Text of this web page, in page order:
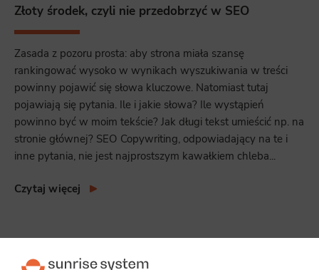
Złoty środek, czyli nie przedobrzyć w SEO
Zasada z pozoru prosta: aby strona miała szansę
rankingować wysoko w wynikach wyszukiwania w treści
powinny pojawić się słowa kluczowe. Natomiast tutaj
pojawiają się pytania. Ile i jakie słowa? Ile wystąpień
powinno być w moim tekście? Jak długi tekst umieścić np. na
stronie głównej? SEO Copywriting, odpowiadający na te i
inne pytania, nie jest najprostszym kawałkiem chleba...
Czytaj więcej